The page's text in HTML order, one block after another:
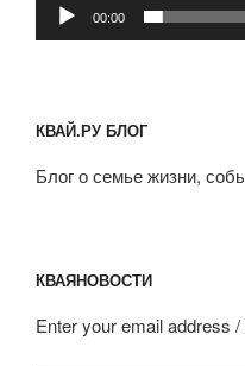
00:00
КВАЙ.РУ БЛОГ
Блог о семье жизни,
КВАЯНОВОСТИ
Enter your email address